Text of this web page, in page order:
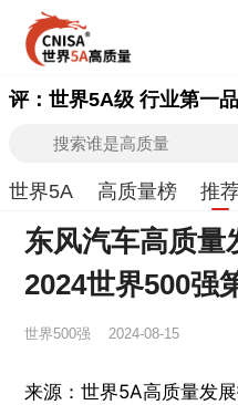
评：世界5A级 行业第一
世界5A 高质量榜 推
东风汽车高质量
2024世界500强
世界500强 2024-08-15
来源：世界5A高质量发